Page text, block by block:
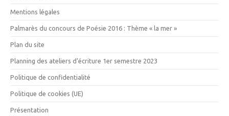
Mentions légales
Palmarès du concours de Poésie 2016 : Thème « la mer »
Plan du site
Planning des ateliers d’écriture 1er semestre 2023
Politique de confidentialité
Politique de cookies (UE)
Présentation